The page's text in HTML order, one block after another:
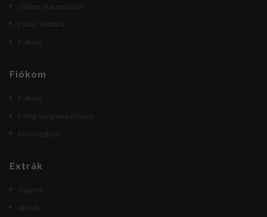
Online vitarendezés
Elállás indítása
Fiókom
Fiókom
Fiókom
Eddigi megrendeléseim
Kívánságlista
Extrák
Gyártók
Akciók